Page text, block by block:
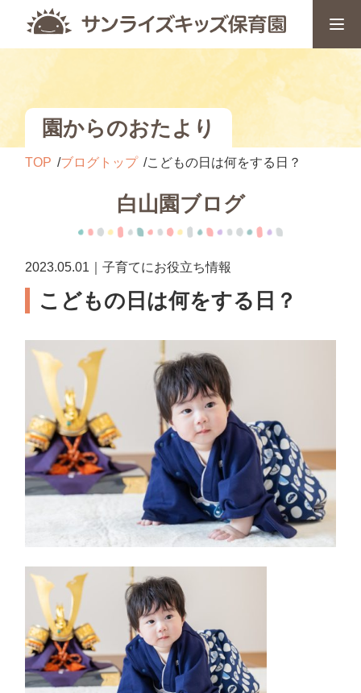
園からのおたより
TOP ブログトップ こどもの日は何をする日？
白山園ブログ
2023.05.01｜子育てにお役立ち情報
こどもの日は何をする日？